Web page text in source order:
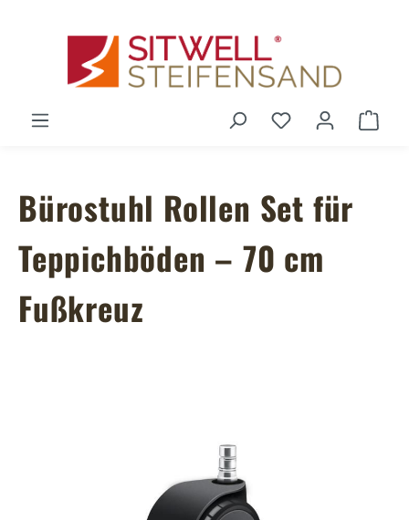
Du hast 0
Bürostuhl Rollen Set für
Teppichböden – 70 cm
Fußkreuz